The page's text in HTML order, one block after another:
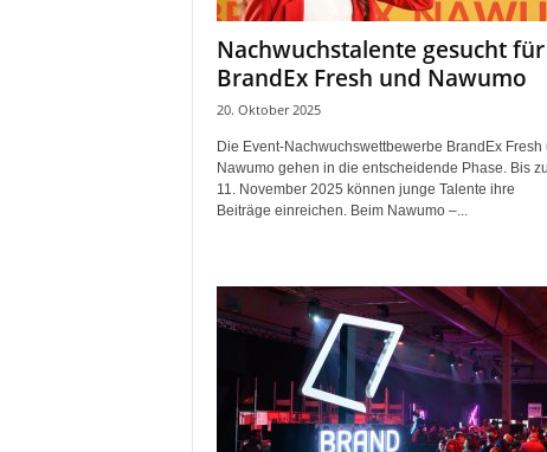
Nachwuchstalente gesucht für
BrandEx Fresh und Nawumo
20. Oktober 2025
Die Event-Nachwuchswettbewerbe BrandEx Fresh
Nawumo gehen in die entscheidende Phase. Bis
11. November 2025 können junge Talente ihre
Beiträge einreichen. Beim Nawumo –...